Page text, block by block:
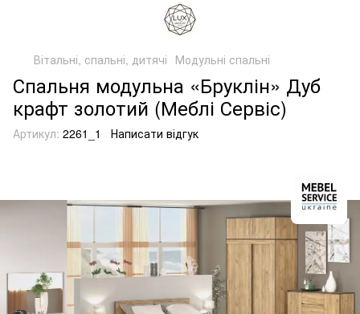
Вітальні, спальні, дитячі Модульні спальні
Спальня модульна «Бруклін» Дуб
крафт золотий (Меблі Сервіс)
Артикул: 2261_1 Написати відгук